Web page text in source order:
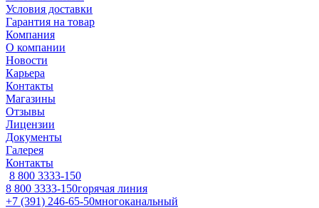
Условия доставки
Гарантия на товар
Компания
О компании
Новости
Карьера
Контакты
Магазины
Отзывы
Лицензии
Документы
Галерея
Контакты
8 800 3333-150
8 800 3333-150горячая линия
+7 (391) 246-65-50многоканальный